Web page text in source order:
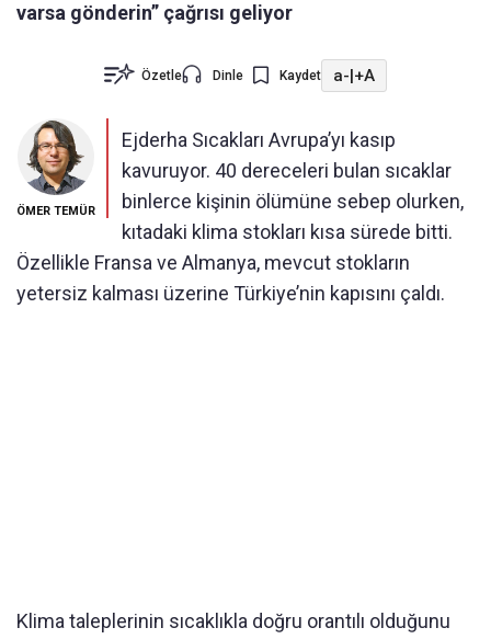
varsa gönderin” çağrısı geliyor
Özetle Dinle Kaydet a-|+A
ÖMER TEMÜR
Ejderha Sıcakları Avrupa’yı kasıp
kavuruyor. 40 dereceleri bulan sıcaklar
binlerce kişinin ölümüne sebep olurken,
kıtadaki klima stokları kısa sürede bitti.
Özellikle Fransa ve Almanya, mevcut stokların
yetersiz kalması üzerine Türkiye’nin kapısını çaldı.
Klima taleplerinin sıcaklıkla doğru orantılı olduğunu